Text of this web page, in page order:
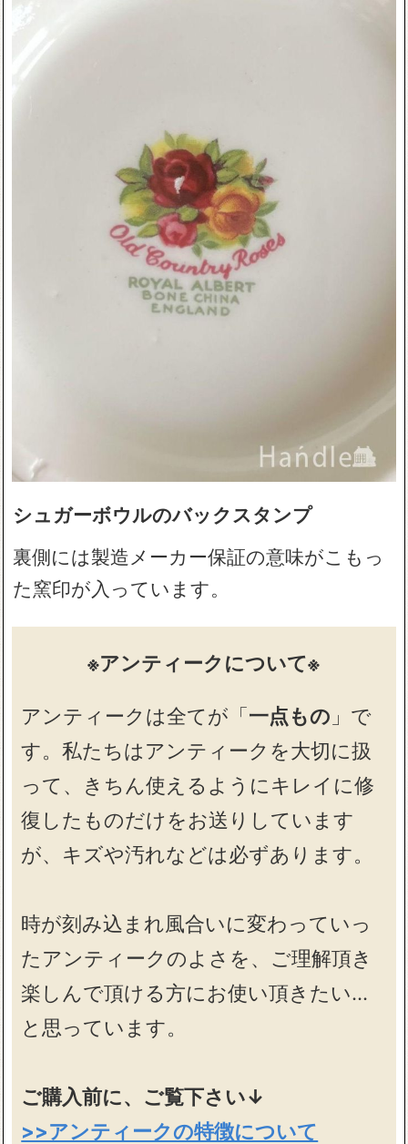
シュガーボウルのバックスタンプ
裏側には製造メーカー保証の意味がこもっ
た窯印が入っています。
※アンティークについて※
アンティークは全てが「一点もの 」で
す。私たちはアンティークを大切に扱
って、きちん使えるようにキレイに修
復したものだけをお送りしています
が、キズや汚れなどは必ずあります。
時が刻み込まれ風合いに変わっていっ
たアンティークのよさを、ご理解頂き
楽しんで頂ける方にお使い頂きたい…
と思っています。
ご購入前に、ご覧下さい↓
>>アンティークの特徴について